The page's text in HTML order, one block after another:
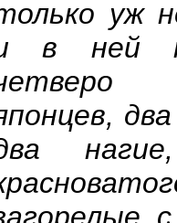
уж
в ней